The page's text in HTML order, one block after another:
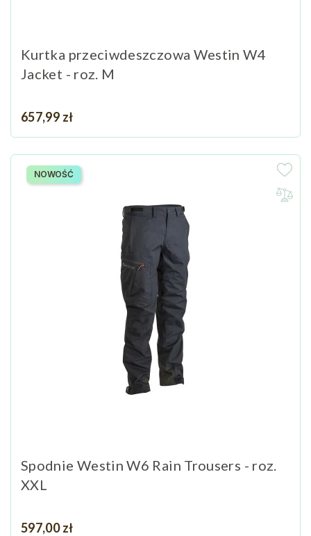
Kurtka przeciwdeszczowa Westin W4
Jacket - roz. M
Cena
657,99 zł
Spodnie Westin W6 Rain Trousers - roz.
XXL
Cena
597,00 zł
NOWOŚĆ